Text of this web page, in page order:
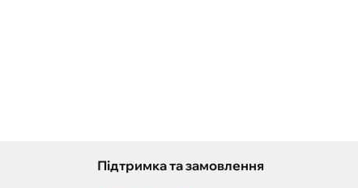
Підтримка та замовлення